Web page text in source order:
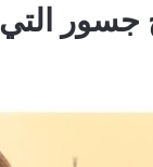
التي